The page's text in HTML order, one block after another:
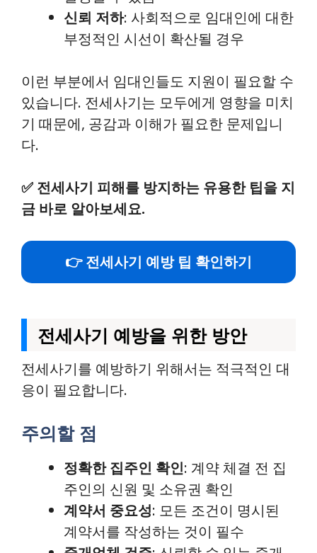
신뢰 저하: 사회적으로 임대인에 대한
부정적인 시선이 확산될 경우
이런 부분에서 임대인들도 지원이 필요할 수
있습니다. 전세사기는 모두에게 영향을 미치
기 때문에, 공감과 이해가 필요한 문제입니
다.
✅ 전세사기 피해를 방지하는 유용한 팁을 지
금 바로 알아보세요.
👉 전세사기 예방 팁 확인하기
전세사기 예방을 위한 방안
전세사기를 예방하기 위해서는 적극적인 대
응이 필요합니다.
주의할 점
정확한 집주인 확인: 계약 체결 전 집
주인의 신원 및 소유권 확인
계약서 중요성: 모든 조건이 명시된
계약서를 작성하는 것이 필수